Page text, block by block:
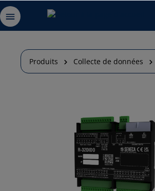
Produits Collecte de données